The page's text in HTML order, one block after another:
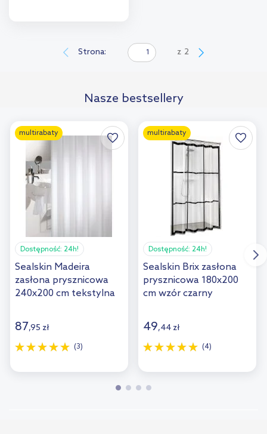
Strona: z 2
Nasze bestsellery
multirabaty
Dostępność: 24h!
Sealskin Madeira
zasłona prysznicowa
240x200 cm tekstylna
87,95 zł
(3)
multirabaty
Dostępność: 24h!
Sealskin Brix zasłona
prysznicowa 180x200
cm wzór czarny
49,44 zł
(4)